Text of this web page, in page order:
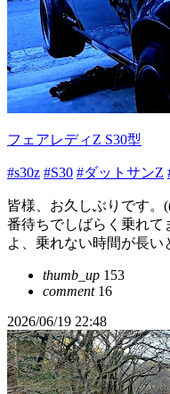
フェアレディZ S30型
#s30z #S30 #ダットサンZ
皆様、お久しぶりです。
番待ちでしばらく乗れて
よ、乗れない時間が長い
thumb_up 153
comment16
2026/06/19 22:48